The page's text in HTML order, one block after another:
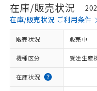
在庫/販売状況
在庫/販売状況 ご利用条件
販売状況 販売中
機種区分 受注生産
在庫状況